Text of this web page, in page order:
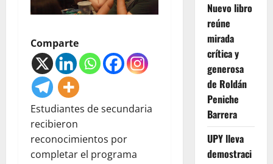
Comparte
Estudiantes de secundaria
recibieron
reconocimientos por
completar el programa
Nuevo libro
reúne
mirada
crítica y
generosa
de Roldán
Peniche
Barrera
UPY lleva
demostraci